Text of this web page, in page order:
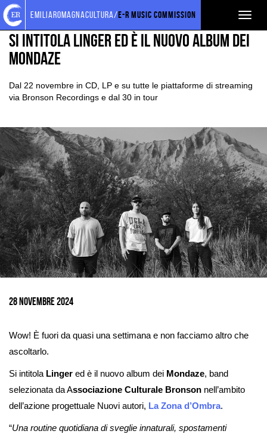
Torna
alla
home
page
Cerca
nel
sito
Salta
ai
contenuti
Salta
al
menu
principale
emiliaromagnacultura/E-R Music Commission
EVENTI E NEWS NEWS
SI INTITOLA LINGER ED È IL NUOVO ALBUM DEI
MONDAZE
Dal 22 novembre in CD, LP e su tutte le piattaforme di streaming
via Bronson Recordings e dal 30 in tour
28 Novembre 2024
Wow! È fuori da quasi una settimana e non facciamo altro che
ascoltarlo.
Si intitola Linger ed è il nuovo album dei Mondaze, band
selezionata da Associazione Culturale Bronson nell’ambito
dell’azione progettuale Nuovi autori, La Zona d’Ombra.
“Una routine quotidiana di sveglie innaturali, spostamenti